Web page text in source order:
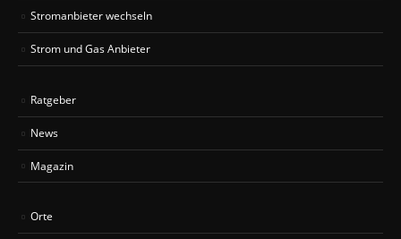
Stromanbieter wechseln
Strom und Gas Anbieter
Ratgeber
News
Magazin
Orte